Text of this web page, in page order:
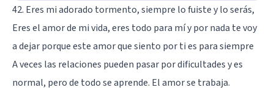
42. Eres mi adorado tormento, siempre lo fuiste y lo serás,
Eres el amor de mi vida, eres todo para mí y por nada te voy
a dejar porque este amor que siento por ti es para siempre
A veces las relaciones pueden pasar por dificultades y es
normal, pero de todo se aprende. El amor se trabaja.